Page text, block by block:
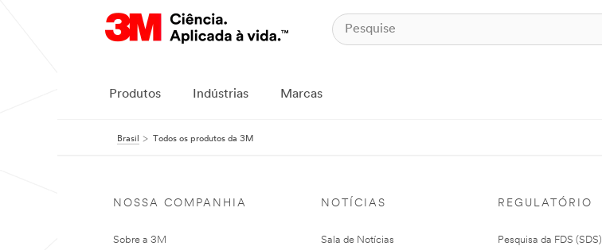
Produtos Indústrias Marcas
Brasil Todos os produtos da 3M
NOSSA COMPANHIA
Sobre a 3M
NOTÍCIAS
Sala de Notícias
REGULATÓRIO
Pesquisa da FDS (SDS)